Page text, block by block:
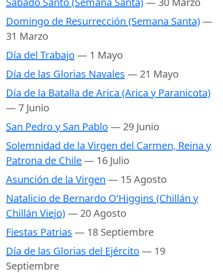
Domingo de Resurrección (Semana Santa)—
31 Marzo
Día del Trabajo — 1 Mayo
Día de las Glorias Navales — 21 Mayo
Día de la Batalla de Arica (Arica y Paranicota)
— 7 Junio
San Pedro y San Pablo — 29 Junio
Solemnidad de la Virgen del Carmen, Reina y
Patrona de Chile— 16 Julio
Asunción de la Virgen — 15 Agosto
Natalicio de Bernardo O’Higgins (Chillán y
Chillán Viejo)— 20 Agosto
Fiestas Patrias — 18 Septiembre
Día de las Glorias del Ejército — 19
Septiembre